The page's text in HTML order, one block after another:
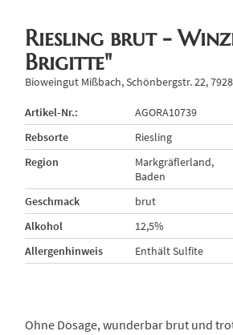
Riesling brut -
Brigitte"
Bioweingut Mißbach, Schönbergstr. 22,
Artikel-Nr.:
AGORA10739
Rebsorte
Riesling
Region
Markgräflerland,
Baden
Geschmack
brut
Alkohol
12,5%
Allergenhinweis
Enthält Sulfite
Ohne Dosage, wunderbar brut und